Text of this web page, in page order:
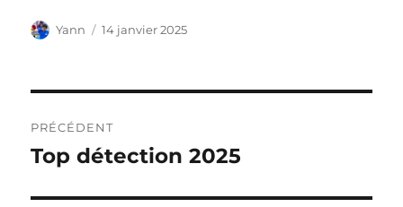
Auteur
Yann
Publié
14 janvier 2025
de
PRÉCÉDENT
Publication
Top détection 2025